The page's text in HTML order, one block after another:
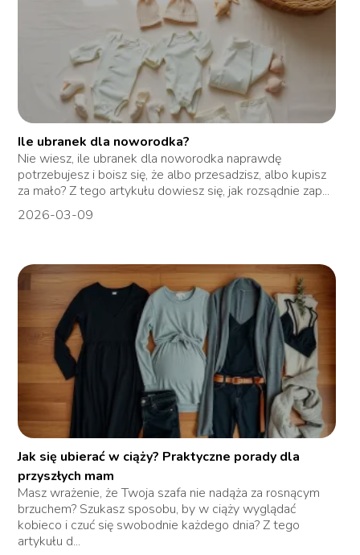
Ile ubranek dla noworodka?
Nie wiesz, ile ubranek dla noworodka naprawdę
potrzebujesz i boisz się, że albo przesadzisz, albo kupisz
za mało? Z tego artykułu dowiesz się, jak rozsądnie zap...
2026-03-09
Jak się ubierać w ciąży? Praktyczne porady dla
przyszłych mam
Masz wrażenie, że Twoja szafa nie nadąża za rosnącym
brzuchem? Szukasz sposobu, by w ciąży wyglądać
kobieco i czuć się swobodnie każdego dnia? Z tego
artykułu d...